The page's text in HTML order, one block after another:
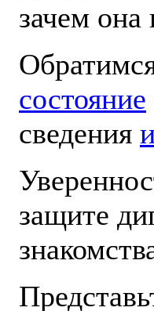
зачем она
состояние
сведения
защите